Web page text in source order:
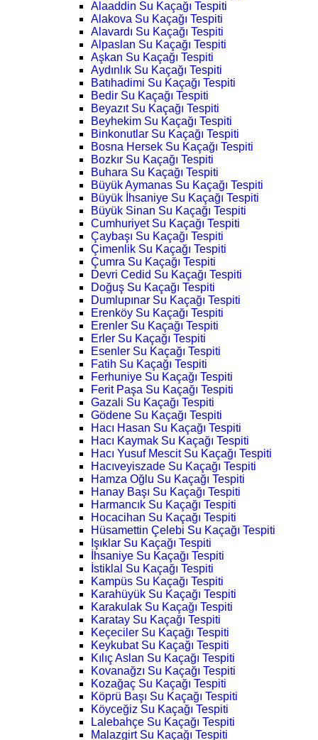
Alaaddin Su Kaçağı Tespiti
Alakova Su Kaçağı Tespiti
Alavardı Su Kaçağı Tespiti
Alpaslan Su Kaçağı Tespiti
Aşkan Su Kaçağı Tespiti
Aydınlık Su Kaçağı Tespiti
Batıhadimi Su Kaçağı Tespiti
Bedir Su Kaçağı Tespiti
Beyazıt Su Kaçağı Tespiti
Beyhekim Su Kaçağı Tespiti
Binkonutlar Su Kaçağı Tespiti
Bosna Hersek Su Kaçağı Tespiti
Bozkır Su Kaçağı Tespiti
Buhara Su Kaçağı Tespiti
Büyük Aymanas Su Kaçağı Tespiti
Büyük İhsaniye Su Kaçağı Tespiti
Büyük Sinan Su Kaçağı Tespiti
Cumhuriyet Su Kaçağı Tespiti
Çaybaşı Su Kaçağı Tespiti
Çimenlik Su Kaçağı Tespiti
Çumra Su Kaçağı Tespiti
Devri Cedid Su Kaçağı Tespiti
Doğuş Su Kaçağı Tespiti
Dumlupınar Su Kaçağı Tespiti
Erenköy Su Kaçağı Tespiti
Erenler Su Kaçağı Tespiti
Erler Su Kaçağı Tespiti
Esenler Su Kaçağı Tespiti
Fatih Su Kaçağı Tespiti
Ferhuniye Su Kaçağı Tespiti
Ferit Paşa Su Kaçağı Tespiti
Gazali Su Kaçağı Tespiti
Gödene Su Kaçağı Tespiti
Hacı Hasan Su Kaçağı Tespiti
Hacı Kaymak Su Kaçağı Tespiti
Hacı Yusuf Mescit Su Kaçağı Tespiti
Hacıveyiszade Su Kaçağı Tespiti
Hamza Oğlu Su Kaçağı Tespiti
Hanay Başı Su Kaçağı Tespiti
Harmancık Su Kaçağı Tespiti
Hocacihan Su Kaçağı Tespiti
Hüsamettin Çelebi Su Kaçağı Tespiti
Işıklar Su Kaçağı Tespiti
İhsaniye Su Kaçağı Tespiti
İstiklal Su Kaçağı Tespiti
Kampüs Su Kaçağı Tespiti
Karahüyük Su Kaçağı Tespiti
Karakulak Su Kaçağı Tespiti
Karatay Su Kaçağı Tespiti
Keçeciler Su Kaçağı Tespiti
Keykubat Su Kaçağı Tespiti
Kılıç Aslan Su Kaçağı Tespiti
Kovanağzı Su Kaçağı Tespiti
Kozağaç Su Kaçağı Tespiti
Köprü Başı Su Kaçağı Tespiti
Köyceğiz Su Kaçağı Tespiti
Lalebahçe Su Kaçağı Tespiti
Malazgirt Su Kaçağı Tespiti